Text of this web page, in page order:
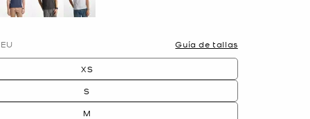
EU Guía de tallas
XS
S
M